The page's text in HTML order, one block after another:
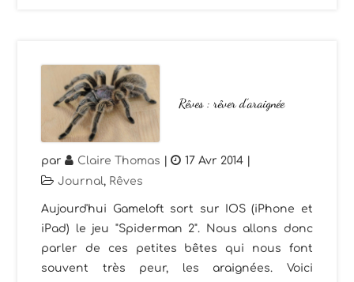
Rêves : rêver d’araignée
par Claire Thomas | 17 Avr 2014
Journal, Rêves
Aujourd'hui Gameloft sort sur IOS (iPhone et
iPad) le jeu "Spiderman 2". Nous allons donc
parler de ces petites bêtes qui nous font
souvent très peur, les araignées. Voici